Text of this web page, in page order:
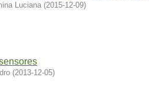
Luciana (2015-12-09)
(2013-12-05)